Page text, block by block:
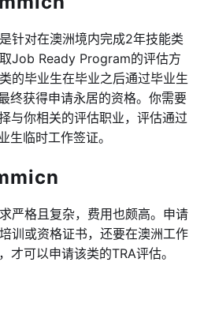
针对在澳洲境内完成2年技能类
Job Ready Program的评估方
的毕业生在毕业之后通过毕业生
终获得申请永居的资格。你需要
与你相关的评估职业，评估通过
生临时工作签证。
严格且复杂，费用也颇高。申请
训或资格证书，还要在澳洲工作
才可以申请该类的TRA评估。